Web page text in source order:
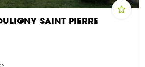
SAINT PIERRE